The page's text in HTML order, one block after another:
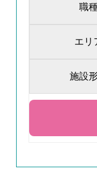
職
エリ
施設